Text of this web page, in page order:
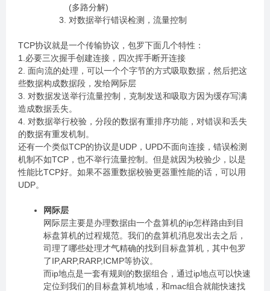
(多路分解)
对数据举行错误检测，流量控制
TCP协议就是一个传输协议，包罗下面几个特性：
1.必要三次握手创建连接，四次挥手断开连接
2. 面向流的处理，可以一个个字节的方式吸取数据，然后把这
些数据构成数据段，发给网际层
3. 对数据发送举行流量控制，克制发送和吸取方因为缓存写满
造成数据丢失。
4. 对数据举行校验，分段的数据有重排序功能，对错误和丢失
的数据有重发机制。
还有一个类似TCP的协议是UDP，UPD不面向连接，错误检测
机制不如TCP，也不举行流量控制。但是就因为校验少，以是
性能比TCP好。如果不器重数据校验更器重性能的话，可以用
UDP。
网际层
网际层主要是办理数据由一个盘算机的ip怎样路由到目
标盘算机的过程规范。我们的盘算机消息发出去之后，
司理了哪些处理才气精确的找到目标盘算机，其中包罗
了IP,ARP,RARP,ICMP等协议。
而ip地点是一套有规则的数据组合，通过ip地点可以快速
定位到我们的目标盘算机地域，和mac组合就能快速找